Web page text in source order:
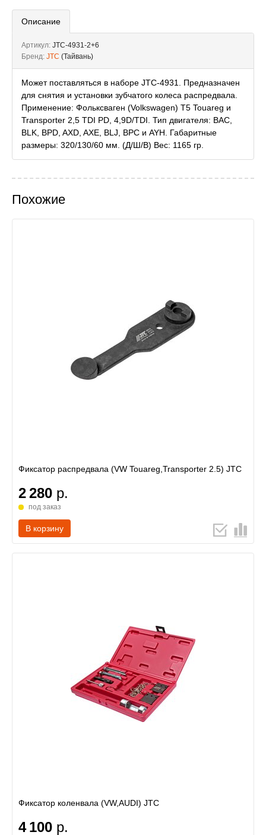
Описание
Артикул: JTC-4931-2+6
Бренд: JTC (Тайвань)
Может поставляться в наборе JTC-4931. Предназначен
для снятия и установки зубчатого колеса распредвала.
Применение: Фольксваген (Volkswagen) T5 Touareg и
Transporter 2,5 TDI PD, 4,9D/TDI. Тип двигателя: BAC,
BLK, BPD, AXD, AXE, BLJ, BPC и AYH. Габаритные
размеры: 320/130/60 мм. (Д/Ш/В) Вес: 1165 гр.
Похожие
Фиксатор распредвала (VW Touareg,Transporter 2.5) JTC
2 280 р.
под заказ
В корзину
Фиксатор коленвала (VW,AUDI) JTC
4 100 р.